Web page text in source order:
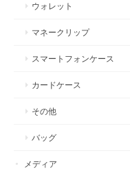
ウォレット
マネークリップ
スマートフォンケース
カードケース
その他
バッグ
メディア